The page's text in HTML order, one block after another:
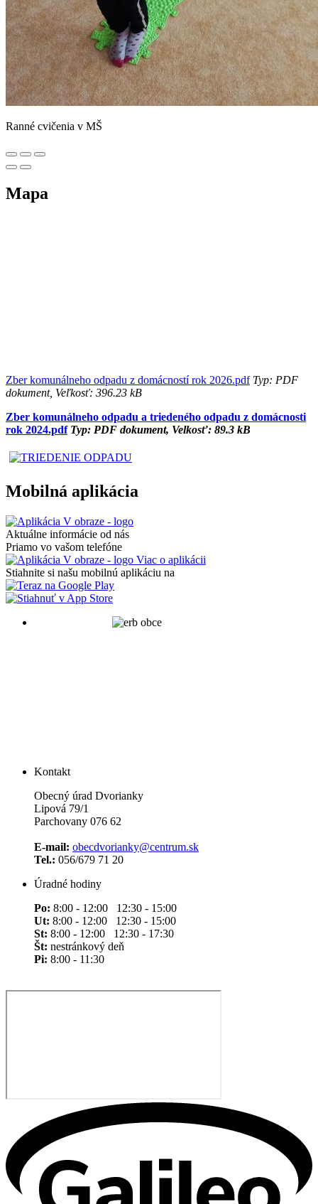
Ranné cvičenia v MŠ
Mapa
Zber komunálneho odpadu z domácností rok 2026.pdfTyp: PDF
dokument, Veľkosť: 396.23 kB
Zber komunálneho odpadu a triedeného odpadu z domácnosti
rok 2024.pdfTyp: PDF dokument, Velkosť: 89.3 kB
Mobilná aplikácia
Aktuálne informácie od nás
Priamo vo vašom telefóne
Viac o aplikácii
Stiahnite si našu mobilnú aplikáciu na
Kontakt
Obecný úrad Dvorianky
Lipová 79/1
Parchovany 076 62
E-mail: obecdvorianky@centrum.sk
Tel.: 056/679 71 20
Úradné hodiny
Po: 8:00 - 12:00 12:30 - 15:00
Ut: 8:00 - 12:00 12:30 - 15:00
St: 8:00 - 12:00 12:30 - 17:30
Št: nestránkový deň
Pi: 8:00 - 11:30